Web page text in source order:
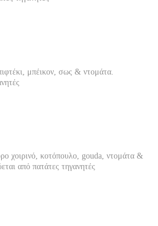
μπέικον, σως & ντομάτα.
χοιρινό, κοτόπουλο, gouda, ντομάτα &
από πατάτες τηγανητές